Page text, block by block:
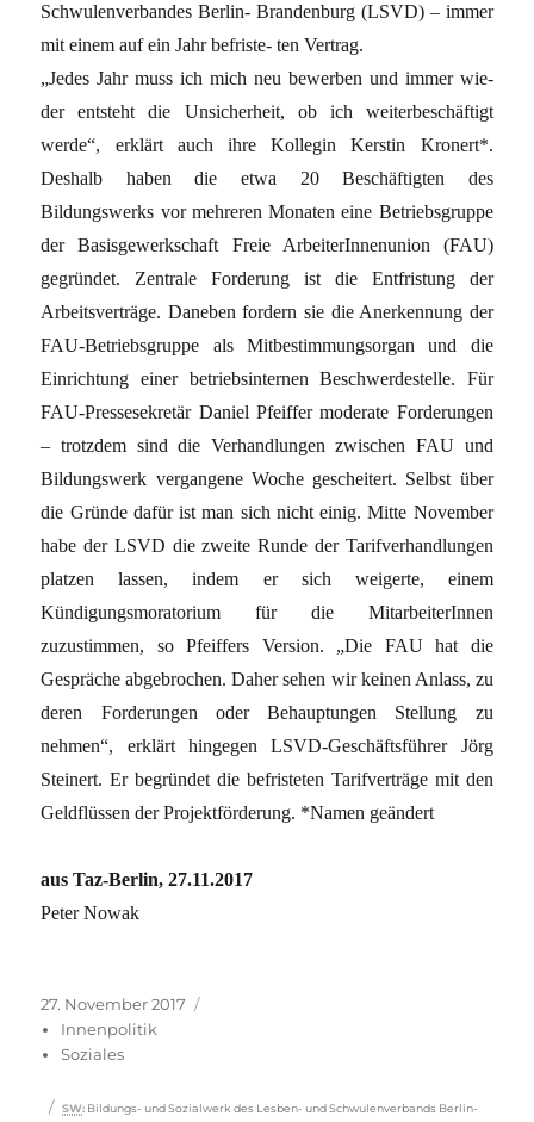
Schwulenverbandes Berlin- Brandenburg (LSVD) – immer
mit einem auf ein Jahr befriste- ten Vertrag.
„Jedes Jahr muss ich mich neu bewerben und immer wie-
der entsteht die Unsicherheit, ob ich weiterbeschäftigt
werde“, erklärt auch ihre Kollegin Kerstin Kronert*.
Deshalb haben die etwa 20 Beschäftigten des
Bildungswerks vor mehreren Monaten eine Betriebsgruppe
der Basisgewerkschaft Freie ArbeiterInnenunion (FAU)
gegründet. Zentrale Forderung ist die Entfristung der
Arbeitsverträge. Daneben fordern sie die Anerkennung der
FAU-Betriebsgruppe als Mitbestimmungsorgan und die
Einrichtung einer betriebsinternen Beschwerdestelle. Für
FAU-Pressesekretär Daniel Pfeiffer moderate Forderungen
– trotzdem sind die Verhandlungen zwischen FAU und
Bildungswerk vergangene Woche gescheitert. Selbst über
die Gründe dafür ist man sich nicht einig. Mitte November
habe der LSVD die zweite Runde der Tarifverhandlungen
platzen lassen, indem er sich weigerte, einem
Kündigungsmoratorium für die MitarbeiterInnen
zuzustimmen, so Pfeiffers Version. „Die FAU hat die
Gespräche abgebrochen. Daher sehen wir keinen Anlass, zu
deren Forderungen oder Behauptungen Stellung zu
nehmen“, erklärt hingegen LSVD-Geschäftsführer Jörg
Steinert. Er begründet die befristeten Tarifverträge mit den
Geldflüssen der Projektförderung. *Namen geändert
aus Taz-Berlin, 27.11.2017
Peter Nowak
Veröffentlicht
am
27. November 2017
Innenpolitik
Soziales
Schlagwörter
SW: Bildungs- und Sozialwerk des Lesben- und Schwulenverbands Berlin-